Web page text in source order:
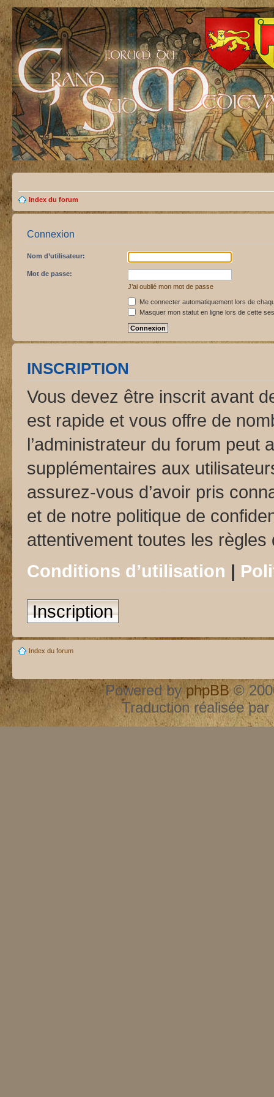
Index du forum
Connexion
Nom d’utilisateur:
Mot de passe:
J’ai oublié mon mot de passe
Me connecter automatiquement lors de
Masquer mon statut en ligne lors de cette
INSCRIPTION
Vous devez être inscrit avant
est rapide et vous offre de
l’administrateur du forum peut
supplémentaires aux
assurez-vous d’avoir pris
et de notre politique de
attentivement toutes les
Conditions d’utilisation |
Inscription
Index du forum
Powered byphpBB©
Traduction réalisée par